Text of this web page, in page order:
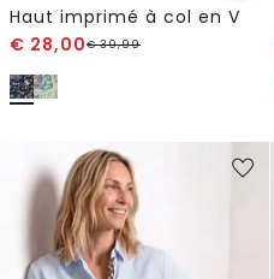
Haut imprimé à col en V
€ 28,00€39,99